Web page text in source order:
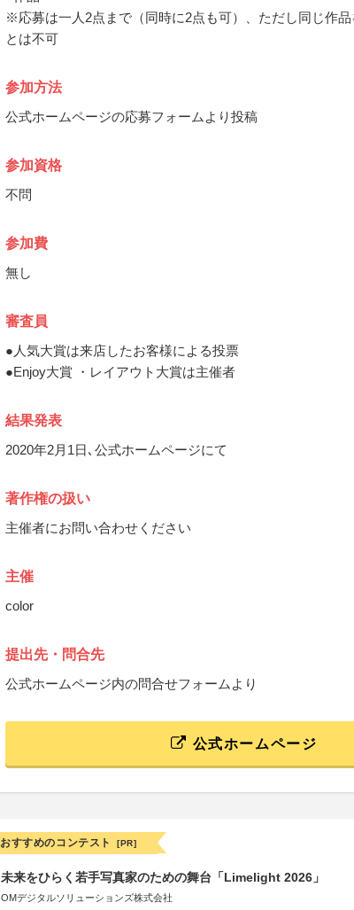
※応募は一人2点まで（同時に2点も可）、ただし同じ作品
とは不可
参加方法
公式ホームページの応募フォームより投稿
参加資格
不問
参加費
無し
審査員
●人気大賞は来店したお客様による投票
●Enjoy大賞 ・レイアウト大賞は主催者
結果発表
2020年2月1日､公式ホームページにて
著作権の扱い
主催者にお問い合わせください
主催
color
提出先・問合先
公式ホームページ内の問合せフォームより
公式ホームページ
おすすめのコンテスト [PR]
未来をひらく若手写真家のための舞台「Limelight 2026」
OMデジタルソリューションズ株式会社